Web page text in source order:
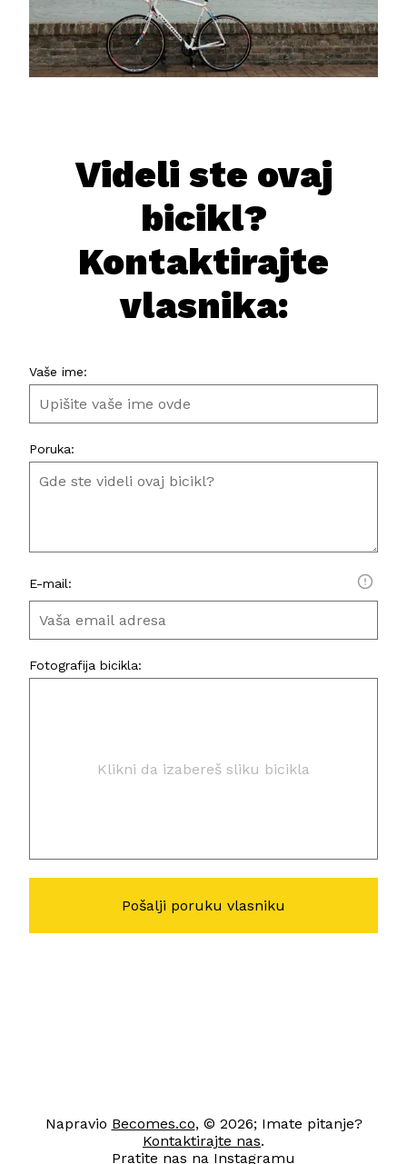
Videli ste ovaj
bicikl?
Kontaktirajte
vlasnika:
Vaše ime:
Poruka:
E-mail:
Fotografija bicikla:
Klikni da izabereš sliku bicikla
Napravio Becomes.co, © 2026; Imate pitanje?
Kontaktirajte nas.
Pratite nas na Instagramu